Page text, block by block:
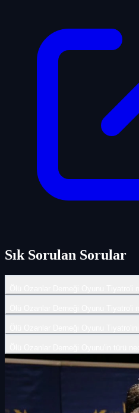
Sık Sorulan Sorular